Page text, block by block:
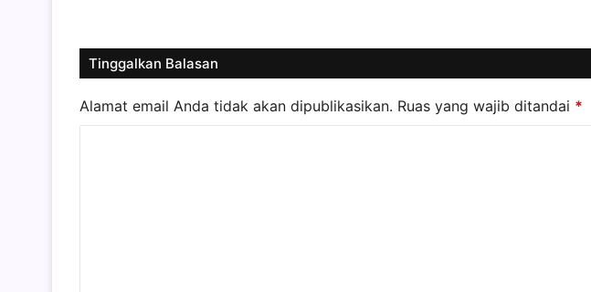
Tinggalkan Balasan
Alamat email Anda tidak akan dipublikasikan. Ruas yang wajib ditandai *